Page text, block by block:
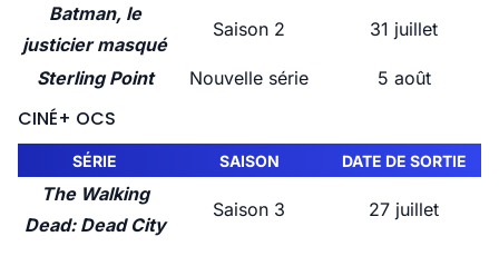
Batman, le
justicier masqué
Saison 2 31 juillet
Sterling Point Nouvelle série 5 août
CINÉ+ OCS
SÉRIE SAISON DATE DE SORTIE
The Walking
Dead: Dead City
Saison 3 27 juillet